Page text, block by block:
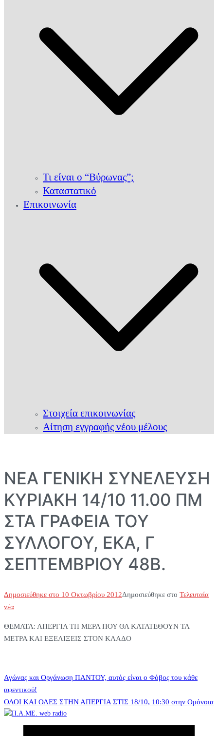
Τι είναι ο “Βύρωνας”;
Καταστατικό
Επικοινωνία
Στοιχεία επικοινωνίας
Αίτηση εγγραφής νέου μέλους
ΝΕΑ ΓΕΝΙΚΗ ΣΥΝΕΛΕΥΣΗ
ΚΥΡΙΑΚΗ 14/10 11.00 ΠΜ
ΣΤΑ ΓΡΑΦΕΙΑ ΤΟΥ
ΣΥΛΛΟΓΟΥ, ΕΚΑ, Γ
ΣΕΠΤΕΜΒΡΙΟΥ 48Β.
Δημοσιεύθηκε στο 10 Οκτωβρίου 2012Δημοσιεύθηκε στο Τελευταία
νέα
ΘΕΜΑΤΑ: ΑΠΕΡΓΙΑ ΤΗ ΜΕΡΑ ΠΟΥ ΘΑ ΚΑΤΑΤΕΘΟΥΝ ΤΑ
ΜΕΤΡΑ ΚΑΙ ΕΞΕΛΙΞΕΙΣ ΣΤΟΝ ΚΛΑΔΟ
Πλοήγηση
άρθρων
Αγώνας και Οργάνωση ΠΑΝΤΟΥ, αυτός είναι ο Φόβος του κάθε
αφεντικού!
ΟΛΟΙ ΚΑΙ ΟΛΕΣ ΣΤΗΝ ΑΠΕΡΓΙΑ ΣΤΙΣ 18/10, 10:30 στην Ομόνοια